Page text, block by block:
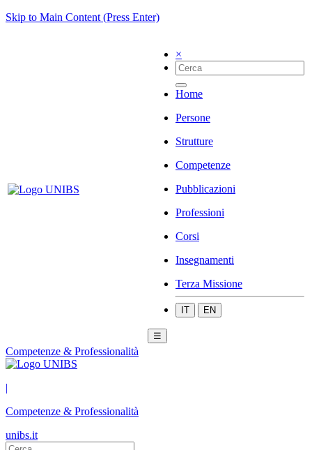
Skip to Main Content (Press Enter)
×
Home
Persone
Strutture
Competenze
Pubblicazioni
Professioni
Corsi
Insegnamenti
Terza Missione
IT EN
☰
Competenze & Professionalità
|
Competenze & Professionalità
unibs.it